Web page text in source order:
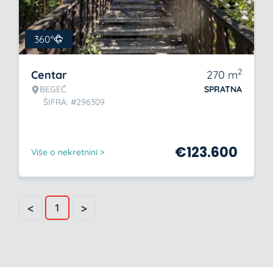
360°
Centar
BEGEČ
ŠIFRA: #296309
270 m2
SPRATNA
Više o nekretnini > €123.600
< 1 >